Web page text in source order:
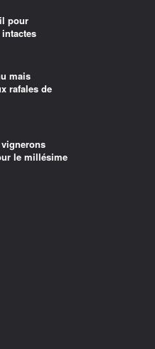
pour
mais
rafales de
le millésime